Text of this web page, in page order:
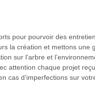
pour pourvoir des
la création et mettons une
sur l’arbre et
attention chaque projet reçu.
cas d’imperfections sur